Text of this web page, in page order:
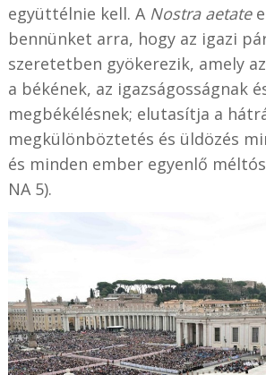
együttélnie kell. A Nostra aetate
bennünket arra, hogy az igazi
szeretetben gyökerezik, amely
a békének, az igazságosságnak
megbékélésnek; elutasítja a
megkülönböztetés és üldözés
és minden ember egyenlő
NA 5).